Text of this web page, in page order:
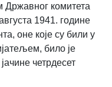
Државног комитета
1941. године
оне које су били у
било је
четрдесет